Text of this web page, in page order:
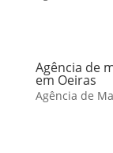
Agência de
em Oeiras
Agência de